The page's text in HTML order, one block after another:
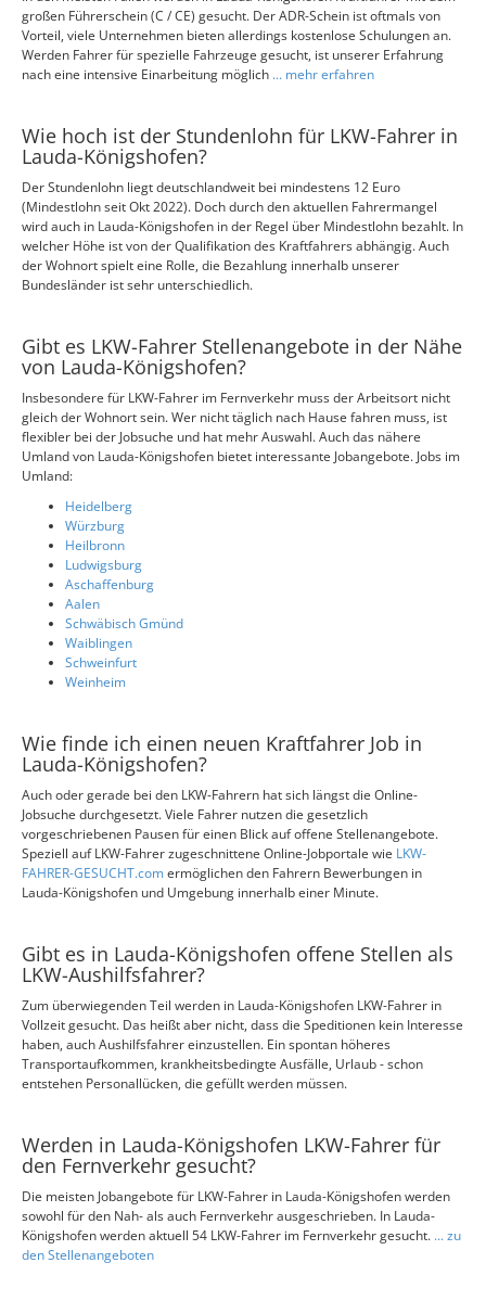
großen Führerschein (C / CE) gesucht. Der ADR-Schein ist oftmals von
Vorteil, viele Unternehmen bieten allerdings kostenlose Schulungen an.
Werden Fahrer für spezielle Fahrzeuge gesucht, ist unserer Erfahrung
nach eine intensive Einarbeitung möglich ... mehr erfahren
Wie hoch ist der Stundenlohn für LKW-Fahrer in
Lauda-Königshofen?
Der Stundenlohn liegt deutschlandweit bei mindestens 12 Euro
(Mindestlohn seit Okt 2022). Doch durch den aktuellen Fahrermangel
wird auch in Lauda-Königshofen in der Regel über Mindestlohn bezahlt. In
welcher Höhe ist von der Qualifikation des Kraftfahrers abhängig. Auch
der Wohnort spielt eine Rolle, die Bezahlung innerhalb unserer
Bundesländer ist sehr unterschiedlich.
Gibt es LKW-Fahrer Stellenangebote in der Nähe
von Lauda-Königshofen?
Insbesondere für LKW-Fahrer im Fernverkehr muss der Arbeitsort nicht
gleich der Wohnort sein. Wer nicht täglich nach Hause fahren muss, ist
flexibler bei der Jobsuche und hat mehr Auswahl. Auch das nähere
Umland von Lauda-Königshofen bietet interessante Jobangebote. Jobs im
Umland:
Heidelberg
Würzburg
Heilbronn
Ludwigsburg
Aschaffenburg
Aalen
Schwäbisch Gmünd
Waiblingen
Schweinfurt
Weinheim
Wie finde ich einen neuen Kraftfahrer Job in
Lauda-Königshofen?
Auch oder gerade bei den LKW-Fahrern hat sich längst die Online-
Jobsuche durchgesetzt. Viele Fahrer nutzen die gesetzlich
vorgeschriebenen Pausen für einen Blick auf offene Stellenangebote.
Speziell auf LKW-Fahrer zugeschnittene Online-Jobportale wie LKW-
FAHRER-GESUCHT.comermöglichen den Fahrern Bewerbungen in
Lauda-Königshofen und Umgebung innerhalb einer Minute.
Gibt es in Lauda-Königshofen offene Stellen als
LKW-Aushilfsfahrer?
Zum überwiegenden Teil werden in Lauda-Königshofen LKW-Fahrer in
Vollzeit gesucht. Das heißt aber nicht, dass die Speditionen kein Interesse
haben, auch Aushilfsfahrer einzustellen. Ein spontan höheres
Transportaufkommen, krankheitsbedingte Ausfälle, Urlaub - schon
entstehen Personallücken, die gefüllt werden müssen.
Werden in Lauda-Königshofen LKW-Fahrer für
den Fernverkehr gesucht?
Die meisten Jobangebote für LKW-Fahrer in Lauda-Königshofen werden
sowohl für den Nah- als auch Fernverkehr ausgeschrieben. In Lauda-
Königshofen werden aktuell 54 LKW-Fahrer im Fernverkehr gesucht. ... zu
den Stellenangeboten